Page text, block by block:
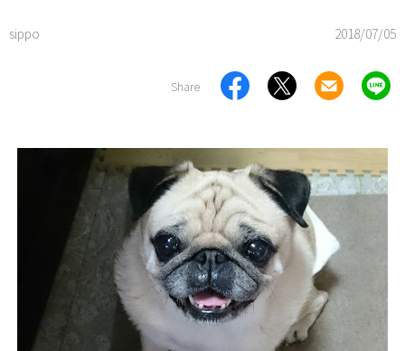
sippo 2018/07/05
Share